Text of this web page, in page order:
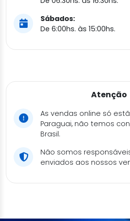
Sábados:
De 6:00hs. às 15:00hs.
Atenção
As vendas online só
Paraguai, não temos
Brasil.
Não somos
enviados aos nossos